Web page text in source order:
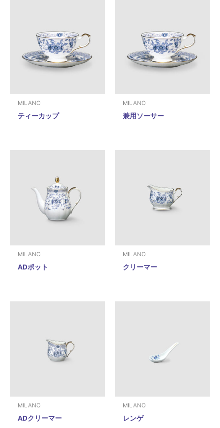
MILANO
ティーカップ
MILANO
兼用ソーサー
MILANO
ADポット
MILANO
クリーマー
MILANO
ADクリーマー
MILANO
レンゲ